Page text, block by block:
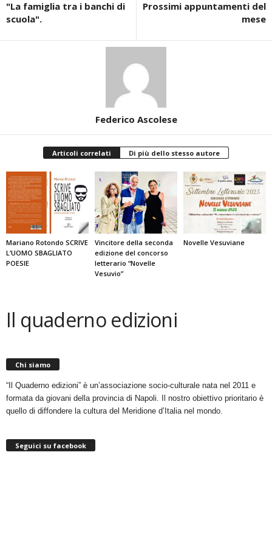
"La famiglia tra i banchi di
scuola".
Prossimi appuntamenti del
mese
Federico Ascolese
Articoli correlati Di più dello stesso autore
Mariano Rotondo SCRIVE
L’UOMO SBAGLIATO
POESIE
Vincitore della seconda
edizione del concorso
letterario “Novelle
Vesuvio”
Novelle Vesuviane
Il quaderno edizioni
Chi siamo
“Il Quaderno edizioni” è un’associazione socio-culturale nata nel 2011 e
formata da giovani della provincia di Napoli. Il nostro obiettivo prioritario è
quello di diffondere la cultura del Meridione d’Italia nel mondo.
Seguici su facebook